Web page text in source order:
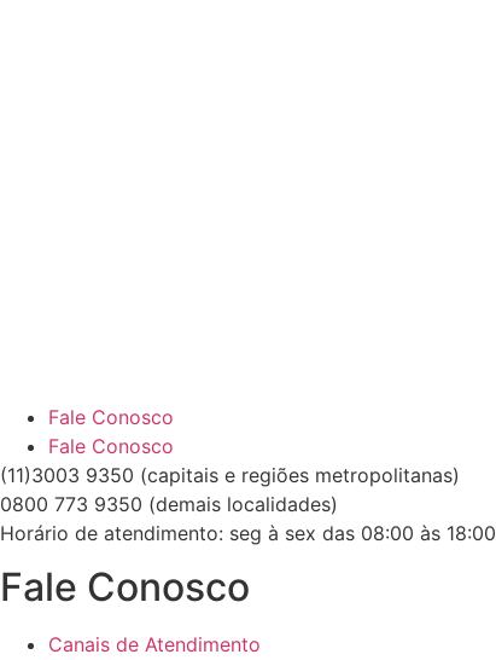
Fale Conosco
Fale Conosco
(11)3003 9350 (capitais e regiões metropolitanas)
0800 773 9350 (demais localidades)
Horário de atendimento: seg à sex das 08:00 às 18:00
Fale Conosco
Canais de Atendimento